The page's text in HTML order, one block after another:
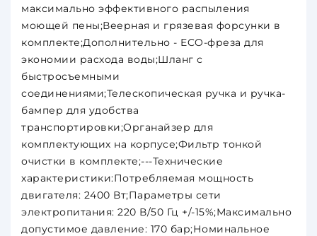
максимально эффективного распыления
моющей пены;Веерная и грязевая форсунки в
комплекте;Дополнительно - ECO-фреза для
экономии расхода воды;Шланг с
быстросъемными
соединениями;Телескопическая ручка и ручка-
бампер для удобства
транспортировки;Органайзер для
комплектующих на корпусе;Фильтр тонкой
очистки в комплекте;---Технические
характеристики:Потребляемая мощность
двигателя: 2400 Вт;Параметры сети
электропитания: 220 В/50 Гц +/-15%;Максимально
допустимое давление: 170 бар;Номинальное